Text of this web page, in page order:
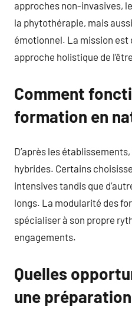
approches non-invasives,
la phytothérapie, mais
émotionnel. La mission est
approche holistique de
Comment
formation en
D’après les
hybrides. Certains
intensives tandis que
longs. La modularité des
spécialiser à son propre
engagements.
Quelles
une